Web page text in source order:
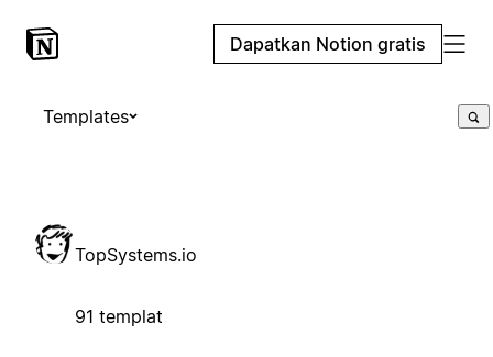
Dapatkan Notion gratis
Templates
TopSystems.io
91 templat